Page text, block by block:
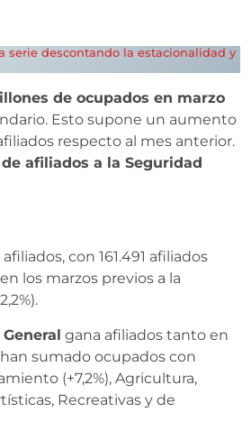
serie descontando la estacionalidad y
de ocupados en marzo
Esto supone un aumento
respecto al mes anterior.
afiliados a la Seguridad
con 161.491 afiliados
los marzos previos a la
gana afiliados tanto en
sumado ocupados con
(+7,2%), Agricultura,
Recreativas y de